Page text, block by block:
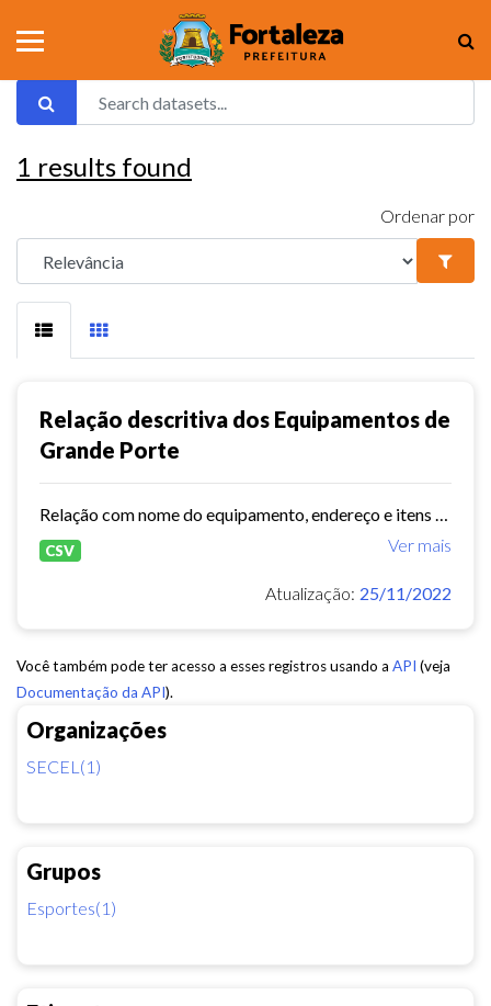
Organizações
SECEL(1)
Grupos
Esportes(1)
1 results found
Ordenar por
Relação descritiva dos Equipamentos de
Grande Porte
Ver mais
CSV
Atualização: 25/11/2022
Você também pode ter acesso a esses registros usando a API (veja
Documentação da API).